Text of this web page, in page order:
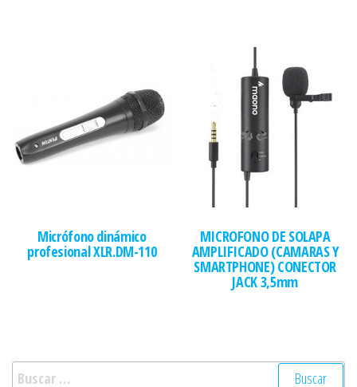
Micrófono dinámico
profesional XLR.DM-110
MICROFONO DE SOLAPA
AMPLIFICADO (CAMARAS Y
SMARTPHONE) CONECTOR
JACK 3,5mm
Buscar: